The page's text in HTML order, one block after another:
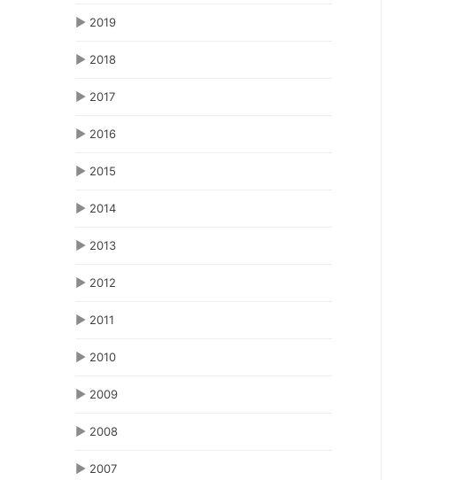
▶ 2019
▶ 2018
▶ 2017
▶ 2016
▶ 2015
▶ 2014
▶ 2013
▶ 2012
▶ 2011
▶ 2010
▶ 2009
▶ 2008
▶ 2007